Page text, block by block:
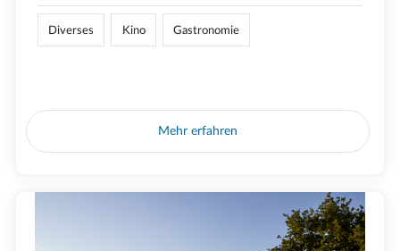
Diverses Kino Gastronomie
Mehr erfahren